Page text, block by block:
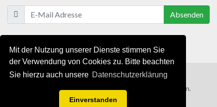
Mit der Nutzung unserer Dienste stimmen Sie
der Verwendung von Cookies zu. Bitte beachten
Sie hierzu auch unsere Datenschutzerklärung
Einverstanden
Absenden
© 2019 - 2021 - Alle Rechte von 1000WB vorbehalten.
AGB/Datenschutzerklärung